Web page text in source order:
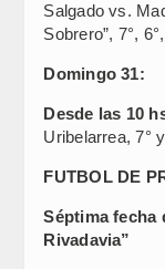
Salgado vs.
Sobrero”, 7°,
Domingo 31:
Desde las 10
Uribelarrea, 7°
FUTBOL DE
Séptima fecha
Rivadavia”